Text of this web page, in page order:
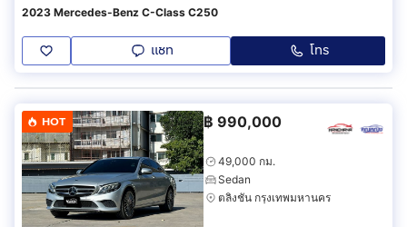
2023 Mercedes-Benz C-Class C250
แชท โทร
HOT ฿ 990,000
49,000 กม.
Sedan
ตลิ่งชัน กรุงเทพมหานคร